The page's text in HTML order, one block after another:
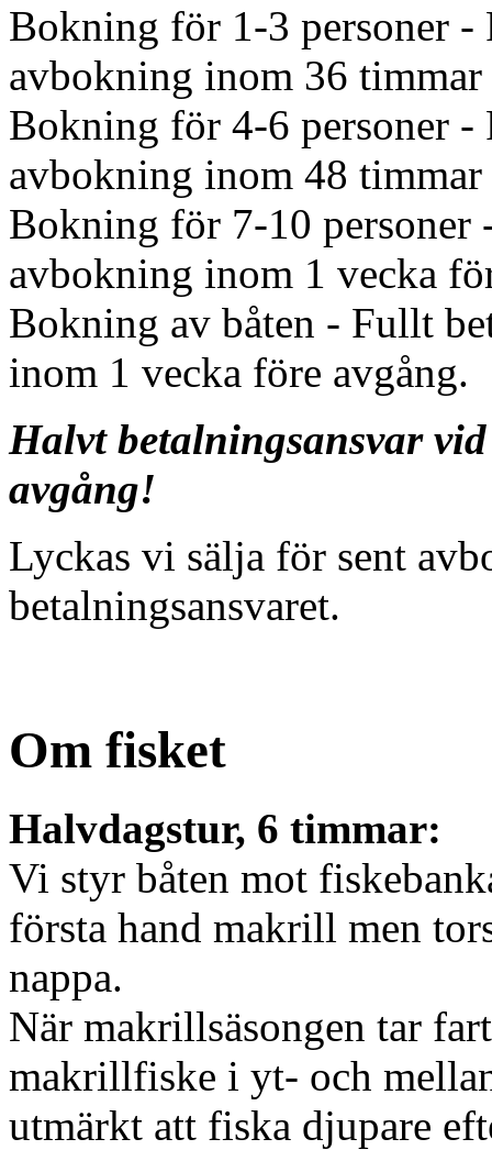
Bokning för 1-3 personer
avbokning inom 36 timmar
Bokning för 4-6 personer
avbokning inom 48 timmar
Bokning för 7-10 personer
avbokning inom 1 vecka
Bokning av båten - Fullt
inom 1 vecka före avgång.
Halvt betalningsansvar
avgång!
Lyckas vi sälja för sent
betalningsansvaret.
Om fisket
Halvdagstur, 6 timmar:
Vi styr båten mot
första hand makrill men
nappa.
När makrillsäsongen tar
makrillfiske i yt- och
utmärkt att fiska djupare